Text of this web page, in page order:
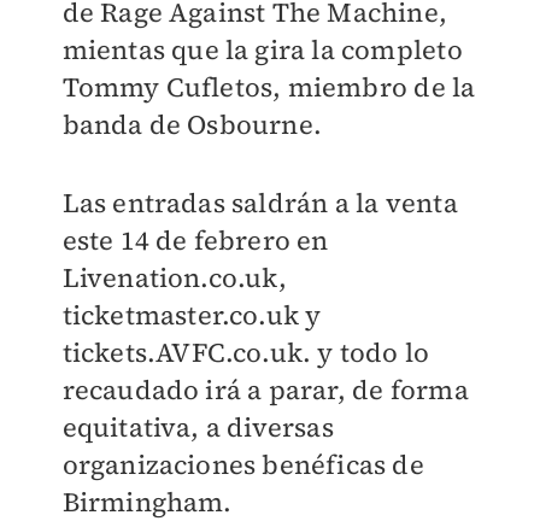
de Rage Against The Machine,
mientas que la gira la completo
Tommy Cufletos, miembro de la
banda de Osbourne.
Las entradas saldrán a la venta
este 14 de febrero en
Livenation.co.uk,
ticketmaster.co.uk y
tickets.AVFC.co.uk. y todo lo
recaudado irá a parar, de forma
equitativa, a diversas
organizaciones benéficas de
Birmingham.